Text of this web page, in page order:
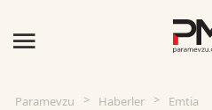
Paramevzu Haberler
Emtia